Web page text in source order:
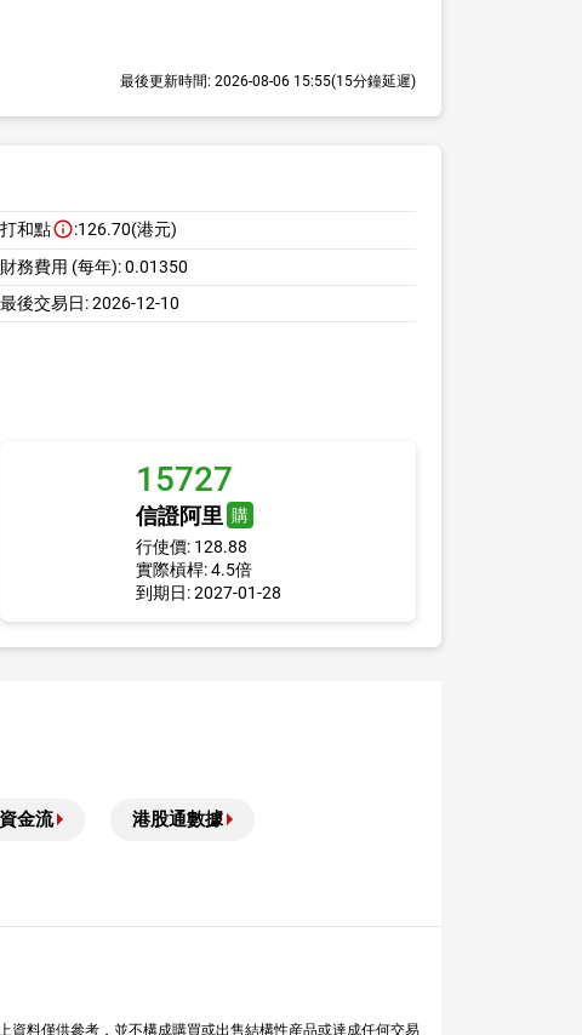
最後更新時間: 2026-08-06 15:55(15分鐘延遲)
打和點 :126.70(港元)
財務費用 (每年):0.01350
最後交易日:2026-12-10
15727
信證阿里 購
行使價: 128.88
實際槓桿: 4.5倍
到期日: 2027-01-28
資金流 港股通數據
料僅供參考，並不構成購買或出售結構性産品或達成任何交易